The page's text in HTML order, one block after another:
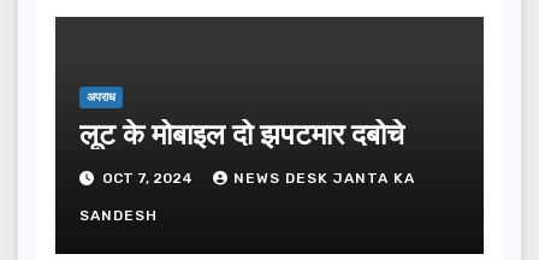
अपराध
लूट के मोबाइल दो झपटमार दबोचे
OCT 7, 2024 NEWS DESK JANTA KA
SANDESH